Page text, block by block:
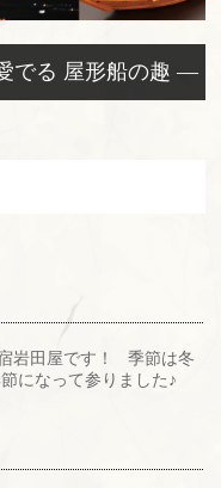
でる 屋形船の趣 —
岩田屋です！ 季節は冬
になって参りました♪